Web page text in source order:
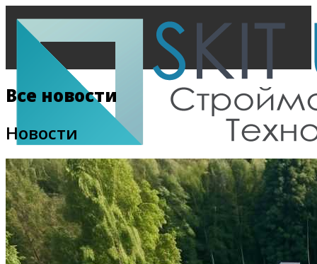
Главная
Все новости
Новости